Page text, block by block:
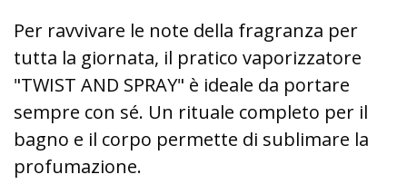
Per ravvivare le note della fragranza per
tutta la giornata, il pratico vaporizzatore
"TWIST AND SPRAY" è ideale da portare
sempre con sé. Un rituale completo per il
bagno e il corpo permette di sublimare la
profumazione.